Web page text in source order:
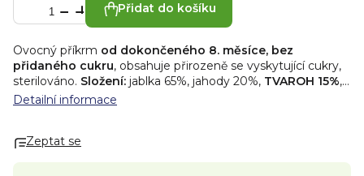
Přidat do košíku
Ovocný příkrm od dokončeného 8. měsíce, bez
přidaného cukru, obsahuje přirozeně se vyskytující cukry,
sterilováno. Složení: jablka 65%, jahody 20%, TVAROH 15%,
koncentrát z černé mrkve, citronová šťáva z koncentrátu,
tuky 0,2 g (z toho nasycené mastné kyseliny 0,1 g)
Detailní informace
Zeptat se